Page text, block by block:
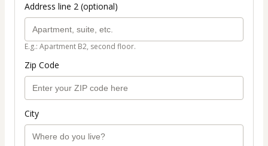
Address line 2 (optional)
E.g.: Apartment B2, second floor.
Zip Code
City